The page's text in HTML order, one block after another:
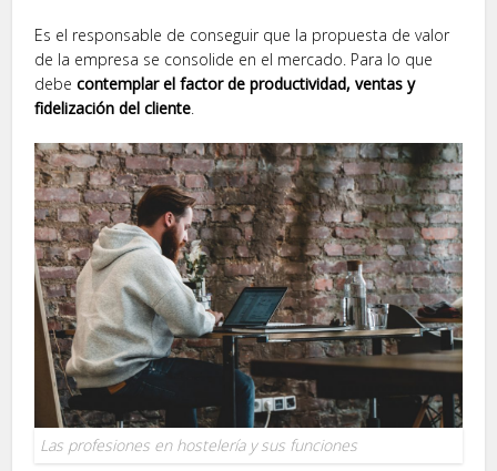
Es el responsable de conseguir que la propuesta de valor
de la empresa se consolide en el mercado. Para lo que
debecontemplar el factor de productividad, ventas y
fidelización del cliente
Las profesiones en hostelería y sus funciones